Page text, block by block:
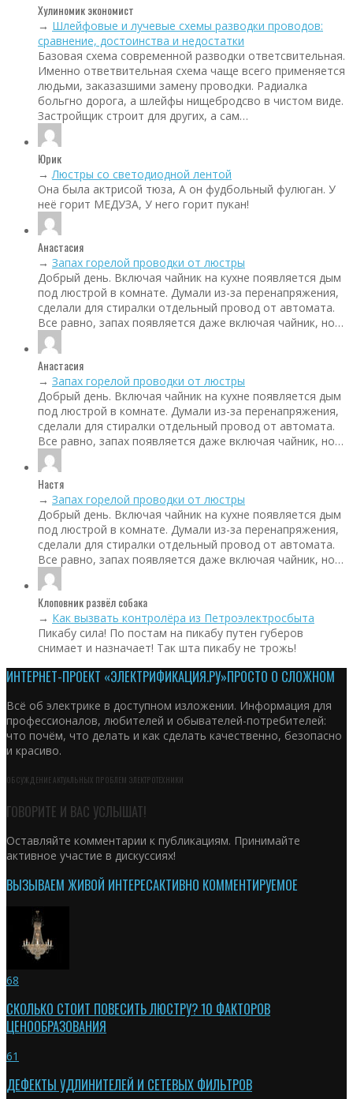
Хулиномик экономист
→ Шлейфовые и лучевые схемы разводки проводов:
сравнение, достоинства и недостатки
Базовая схема современной разводки ответсвительная.
Именно ответвительная схема чаще всего применяется
людьми, заказазшими замену проводки. Радиалка
больгно дорога, а шлейфы нищебродсво в чистом виде.
Застройщик строит для других, а сам…
Юрик
→ Люстры со светодиодной лентой
Она была актрисой тюза, А он фудбольный фулюган. У
неё горит МЕДУЗА, У него горит пукан!
Анастасия
→ Запах горелой проводки от люстры
Добрый день. Включая чайник на кухне появляется дым
под люстрой в комнате. Думали из-за перенапряжения,
сделали для стиралки отдельный провод от автомата.
Все равно, запах появляется даже включая чайник, но…
Анастасия
→ Запах горелой проводки от люстры
Добрый день. Включая чайник на кухне появляется дым
под люстрой в комнате. Думали из-за перенапряжения,
сделали для стиралки отдельный провод от автомата.
Все равно, запах появляется даже включая чайник, но…
Настя
→ Запах горелой проводки от люстры
Добрый день. Включая чайник на кухне появляется дым
под люстрой в комнате. Думали из-за перенапряжения,
сделали для стиралки отдельный провод от автомата.
Все равно, запах появляется даже включая чайник, но…
Клоповник развёл собака
→ Как вызвать контролёра из Петроэлектросбыта
Пикабу сила! По постам на пикабу путен губеров
снимает и назначает! Так шта пикабу не трожь!
ИНТЕРНЕТ-ПРОЕКТ «ЭЛЕКТРИФИКАЦИЯ.РУ»ПРОСТО О СЛОЖНОМ
Всё об электрике в доступном изложении. Информация для
профессионалов, любителей и обывателей-потребителей:
что почём, что делать и как сделать качественно, безопасно
и красиво.
ОБСУЖДЕНИЕ АКТУАЛЬНЫХ ПРОБЛЕМ ЭЛЕКТРОТЕХНИКИ
ГОВОРИТЕ И ВАС УСЛЫШАТ!
Оставляйте комментарии к публикациям. Принимайте
активное участие в дискуссиях!
ВЫЗЫВАЕМ ЖИВОЙ ИНТЕРЕСАКТИВНО КОММЕНТИРУЕМОЕ
68
СКОЛЬКО СТОИТ ПОВЕСИТЬ ЛЮСТРУ? 10 ФАКТОРОВ
ЦЕНООБРАЗОВАНИЯ
61
ДЕФЕКТЫ УДЛИНИТЕЛЕЙ И СЕТЕВЫХ ФИЛЬТРОВ